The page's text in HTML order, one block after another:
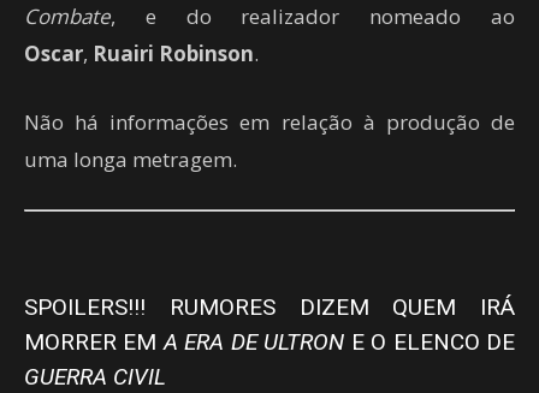
Combate, e do realizador nomeado ao
Oscar, Ruairi Robinson.
Não há informações em relação à produção de
uma longa metragem.
SPOILERS!!! RUMORES DIZEM QUEM IRÁ
MORRER EMA ERA DE ULTRON E O ELENCO DE
GUERRA CIVIL